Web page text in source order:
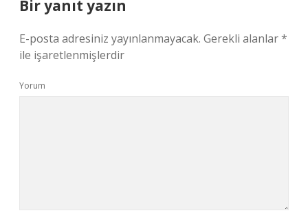
Bir yanıt yazın
E-posta adresiniz yayınlanmayacak. Gerekli alanlar*
ile işaretlenmişlerdir
Yorum